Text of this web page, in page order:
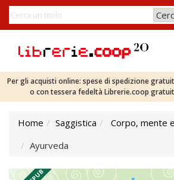
Per gli acquisti online: spese di spedizione
o con tessera fedeltà Librerie.coop
Home Saggistica
Corpo, mente
Ayurveda